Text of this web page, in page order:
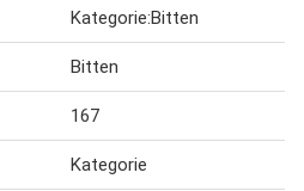
Kategorie:Bitten
Bitten
167
Kategorie